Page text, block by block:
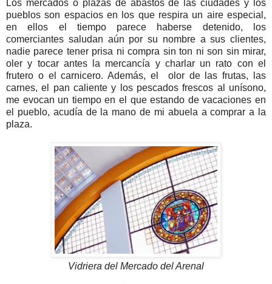
Los mercados o plazas de abastos de las ciudades y los
pueblos son espacios en los que respira un aire especial,
en ellos el tiempo parece haberse detenido, los
comerciantes saludan aún por su nombre a sus clientes,
nadie parece tener prisa ni compra sin ton ni son sin mirar,
oler y tocar antes la mercancía y charlar un rato con el
frutero o el carnicero. Además, el olor de las frutas, las
carnes, el pan caliente y los pescados frescos al unísono,
me evocan un tiempo en el que estando de vacaciones en
el pueblo, acudía de la mano de mi abuela a comprar a la
plaza.
Vidriera del Mercado del Arenal